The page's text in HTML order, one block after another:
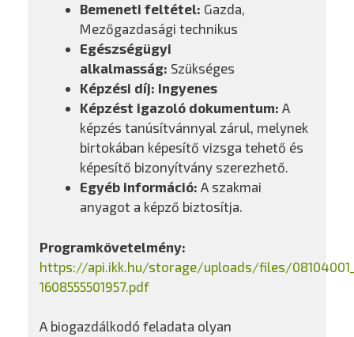
Bemeneti feltétel: Gazda,
Mezőgazdasági technikus
Egészségügyi
alkalmasság: Szükséges
Képzési díj: Ingyenes
Képzést igazoló dokumentum: A
képzés tanúsítvánnyal zárul, melynek
birtokában képesítő vizsga tehető és
képesítő bizonyítvány szerezhető.
Egyéb információ: A szakmai
anyagot a képző biztosítja.
Programkövetelmény:
https://api.ikk.hu/storage/uploads/files/
1608555501957.pdf
A biogazdálkodó feladata olyan